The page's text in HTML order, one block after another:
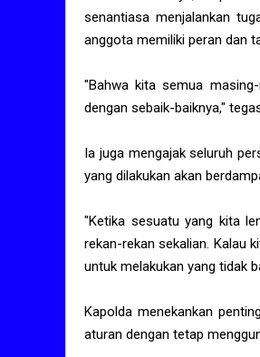
senantiasa menjalankan
anggota memiliki peran dan
"Bahwa kita semua
dengan sebaik-baiknya,"
Ia juga mengajak seluruh
yang dilakukan akan
"Ketika sesuatu yang kita
rekan-rekan sekalian. Kalau
untuk melakukan yang tidak
Kapolda menekankan
aturan dengan tetap